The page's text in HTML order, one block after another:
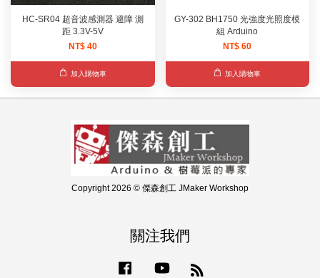
HC-SR04 超音波感測器 避障 測
距 3.3V-5V
NT$ 40
加入購物車
GY-302 BH1750 光強度光照度模
組 Arduino
NT$ 60
加入購物車
Copyright 2026 © 傑森創工 JMaker Workshop
關注我們
Facebook YouTube